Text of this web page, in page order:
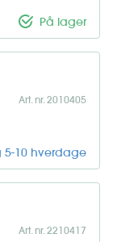
På lager
Art. nr. 2010405
5-10 hverdage
Art. nr. 2210417